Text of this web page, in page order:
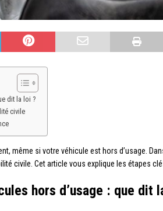
dit la loi ?
civile
même si votre véhicule est hors d’usage.
civile. Cet article vous explique les étapes
hors d’usage : que dit